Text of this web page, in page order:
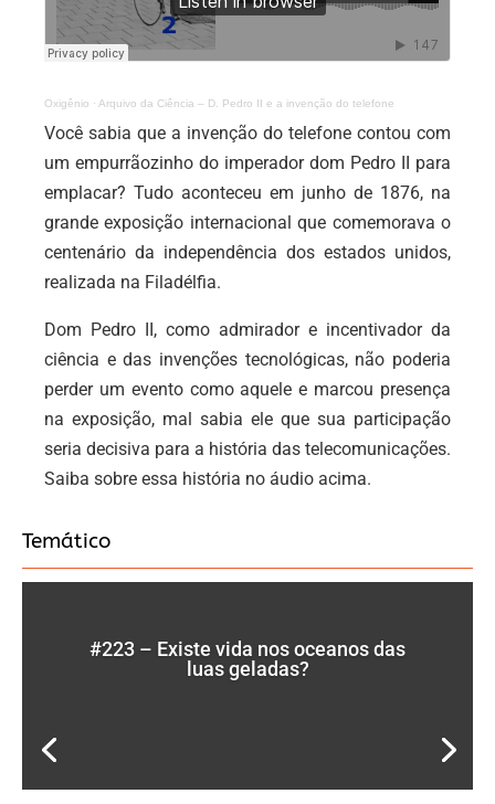
Oxigênio · Arquivo da Ciência – D. Pedro II e a invenção do telefone
Você sabia que a invenção do telefone contou com
um empurrãozinho do imperador dom Pedro II para
emplacar? Tudo aconteceu em junho de 1876, na
grande exposição internacional que comemorava o
centenário da independência dos estados unidos,
realizada na Filadélfia.
Dom Pedro II, como admirador e incentivador da
ciência e das invenções tecnológicas, não poderia
perder um evento como aquele e marcou presença
na exposição, mal sabia ele que sua participação
seria decisiva para a história das telecomunicações.
Saiba sobre essa história no áudio acima.
Temático
#223 – Existe vida nos oceanos das
luas geladas?